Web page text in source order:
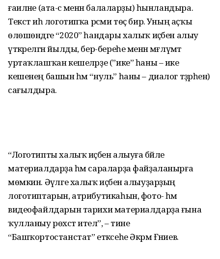
ғаиләне (ата-әсә менән балаларҙы) һынландыра.
Текст иһә логотипҡа рәсми төҫ бирә. Уның аҫҡы
өлөшөндәге “2020” һандары халыҡ иҫәбен алыу
үткәрелгән йылды, бер-береһе менән мәғлүмәт
уртаҡлашҡан кешеләрҙе (”ике” һаны – ике
кешенең башын һәм “нуль” һаны – диалог тәҙрәһен)
сағылдыра.
“Логотипты халыҡ иҫәбен алыуға бәйле
материалдарҙа һәм сараларҙа файҙаланырға
мөмкин. Әүәлге халыҡ иҫәбен алыуҙарҙың
логотиптарын, атрибутикаһын, фото- һәм
видеофайлдарын тарихи материалдарҙа ғына
ҡулланыу рөхсәт ителә”, – тине
“Башҡортостанстат” етәксеһе Әкрәм Ғәниев.